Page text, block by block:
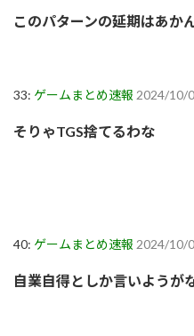
このパターンの延期はあか
33: ゲームまとめ速報 2024/10/
そりゃTGS捨てるわな
40: ゲームまとめ速報 2024/10/
自業自得としか言いようが